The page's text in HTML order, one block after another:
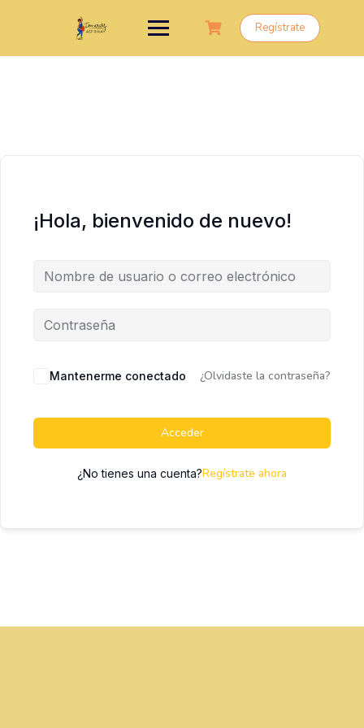
Regístrate
¡Hola, bienvenido de nuevo!
Mantenerme conectado ¿Olvidaste la contraseña?
Acceder
¿No tienes una cuenta?Regístrate ahora